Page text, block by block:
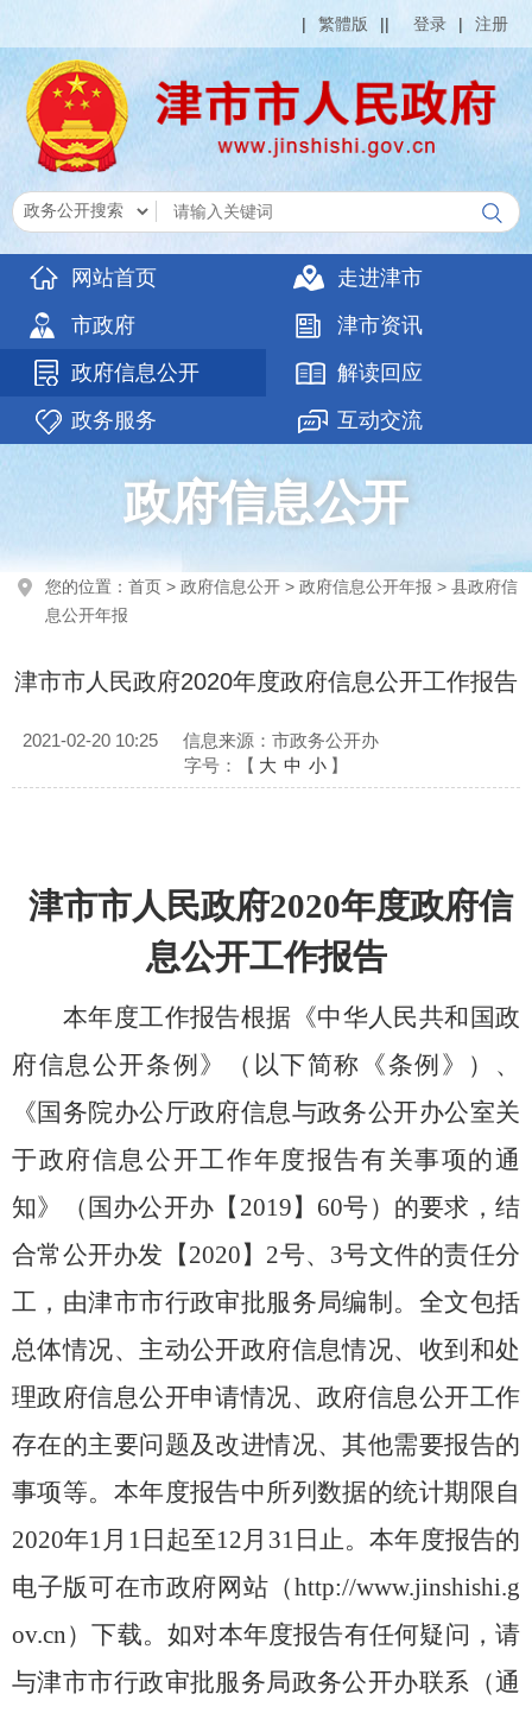
| 繁體版 || 登录 | 注册
网站首页
走进津市
市政府
津市资讯
政府信息公开
解读回应
政务服务
互动交流
政府信息公开
您的位置： 首页 > 政府信息公开 > 政府信息公开年报 > 县政府信
息公开年报
津市市人民政府2020年度政府信息公开工作报告
2021-02-20 10:25
信息来源：市政务公开办
字号：【 大 中 小 】
津市市人民政府2020年度政府信
息公开工作报告
本年度工作报告根据《中华人民共和国政
府信息公开条例》（ 以下简称《条例》
）、
《国务院办公厅政府信息与政务公开办公室关
于政府信息公开工作年度报告有关事项的通
知》（ 国办公开办【 2019】60号）的要求，结
合常公开办发【2020】2号、3号文件的责任分
工，由津市市行政审批服务局编制。 全文包括
总体情况、主动公开政府信息情况、收到和处
理政府信息公开申请情况、政府信息公开工作
存在的主要问题及改进情况、其他需要报告的
事项等。本年度报告中所列数据的统计期限自
2020年1月1日起至12月31日止。本年度报告的
电子版可在市政府网站（http://www.jinshishi.g
ov.cn）下载。如对本年度报告有任何疑问，请
与津市市行政审批服务局政务公开办联系（通